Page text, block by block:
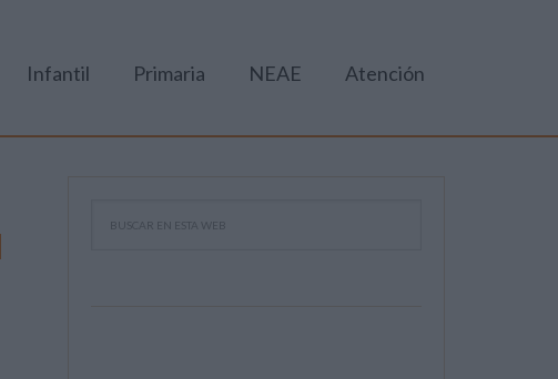
Infantil Primaria NEAE Atención